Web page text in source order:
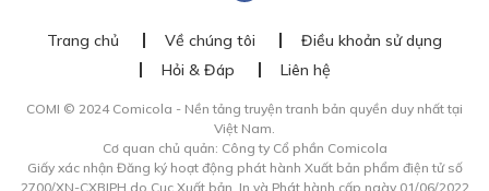
Trang chủ Về chúng tôi
Điều khoản sử dụng
Hỏi & Đáp
Liên hệ
COMI © 2024 Comicola - Nền tảng truyện tranh bản quyền duy nhất tại
Việt Nam.
Cơ quan chủ quản: Công ty Cổ phần Comicola
Giấy xác nhận Đăng ký hoạt động phát hành Xuất bản phẩm điện tử số
2700/XN-CXBIPH do Cục Xuất bản, In và Phát hành cấp ngày 01/06/2022